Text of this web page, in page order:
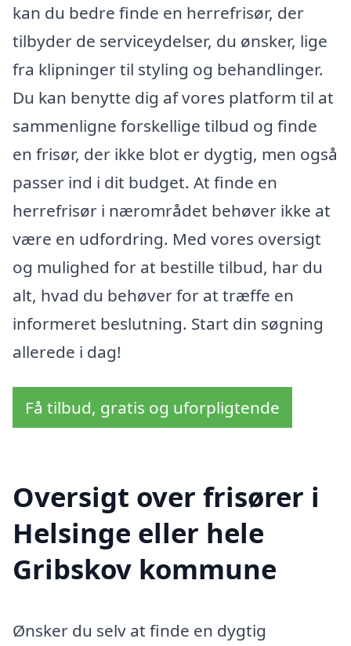
kan du bedre finde en herrefrisør, der
tilbyder de serviceydelser, du ønsker, lige
fra klipninger til styling og behandlinger.
Du kan benytte dig af vores platform til at
sammenligne forskellige tilbud og finde
en frisør, der ikke blot er dygtig, men også
passer ind i dit budget. At finde en
herrefrisør i nærområdet behøver ikke at
være en udfordring. Med vores oversigt
og mulighed for at bestille tilbud, har du
alt, hvad du behøver for at træffe en
informeret beslutning. Start din søgning
allerede i dag!
Få tilbud, gratis og uforpligtende
Oversigt over frisører i
Helsinge eller hele
Gribskov kommune
Ønsker du selv at finde en dygtig